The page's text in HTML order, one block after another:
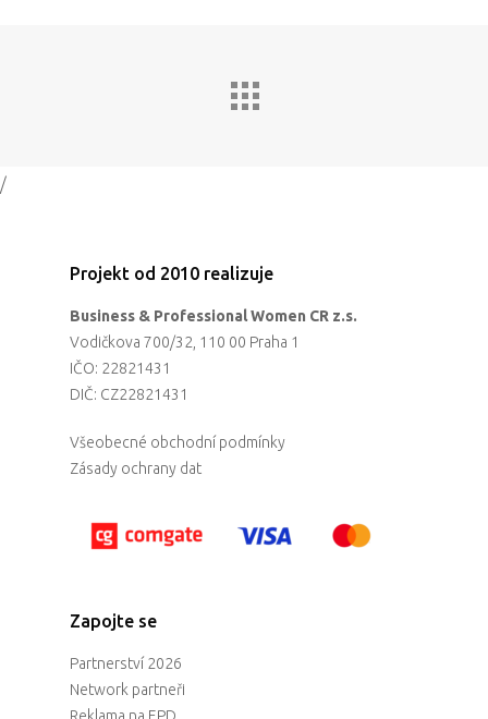
/
Projekt od 2010 realizuje
Business & Professional Women CR z.s.
Vodičkova 700/32, 110 00 Praha 1
IČO: 22821431
DIČ: CZ22821431
Všeobecné obchodní podmínky
Zásady ochrany dat
Zapojte se
Partnerství 2026
Network partneři